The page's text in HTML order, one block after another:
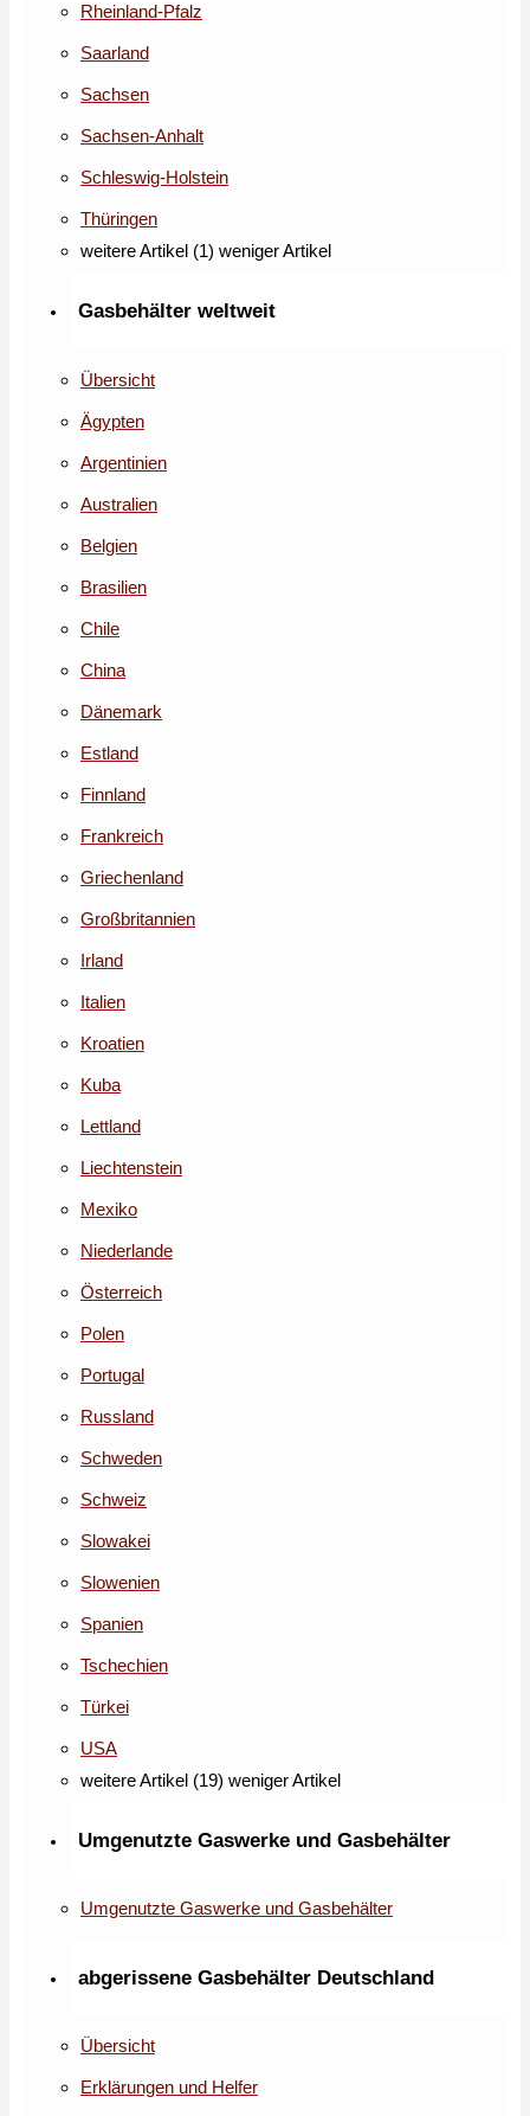
Rheinland-Pfalz
Saarland
Sachsen
Sachsen-Anhalt
Schleswig-Holstein
Thüringen
weitere Artikel (1) weniger Artikel
Gasbehälter weltweit
Übersicht
Ägypten
Argentinien
Australien
Belgien
Brasilien
Chile
China
Dänemark
Estland
Finnland
Frankreich
Griechenland
Großbritannien
Irland
Italien
Kroatien
Kuba
Lettland
Liechtenstein
Mexiko
Niederlande
Österreich
Polen
Portugal
Russland
Schweden
Schweiz
Slowakei
Slowenien
Spanien
Tschechien
Türkei
USA
weitere Artikel (19) weniger Artikel
Umgenutzte Gaswerke und Gasbehälter
Umgenutzte Gaswerke und Gasbehälter
abgerissene Gasbehälter Deutschland
Übersicht
Erklärungen und Helfer